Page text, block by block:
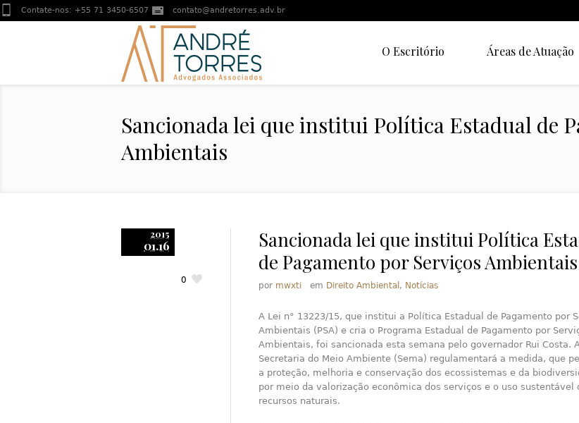
Contate-nos: +55 71 3450-6507 contato@andretorres.adv.br
O Escritório Áreas de Atuação
Sancionada lei que institui Política Estadual de
Ambientais
2015
01.16
0
Sancionada lei que institui Política
de Pagamento por Serviços Ambientais
por mwxti em Direito Ambiental , Notícias
A Lei n° 13223/15, que institui a Política Estadual de Pagamento por
Ambientais (PSA) e cria o Programa Estadual de Pagamento por
Ambientais, foi sancionada esta semana pelo governador Rui Costa.
Secretaria do Meio Ambiente (Sema) regulamentará a medida, que
a proteção, melhoria e conservação dos ecossistemas e da
por meio da valorização econômica dos serviços e o uso sustentável
recursos naturais.